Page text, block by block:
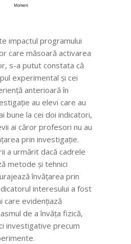
impactul programului
care măsoară activarea
s-a putut constata că
experimental și cei
anterioară în
au elevi care au
bune la cei doi indicatori,
ai căror profesori nu au
prin investigație.
a urmărit dacă cadrele
metode și tehnici
învățarea prin
interesului a fost
care evidențiază
de a învăța fizică,
investigative precum